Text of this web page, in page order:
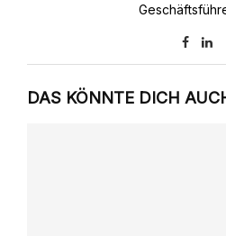
DAS KÖNNTE DICH